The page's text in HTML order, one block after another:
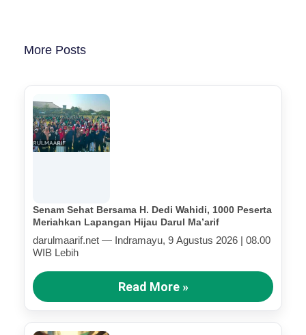
More Posts
Senam Sehat Bersama H. Dedi Wahidi, 1000 Peserta
Meriahkan Lapangan Hijau Darul Ma’arif
darulmaarif.net — Indramayu, 9 Agustus 2026 | 08.00
WIB Lebih
Read More »